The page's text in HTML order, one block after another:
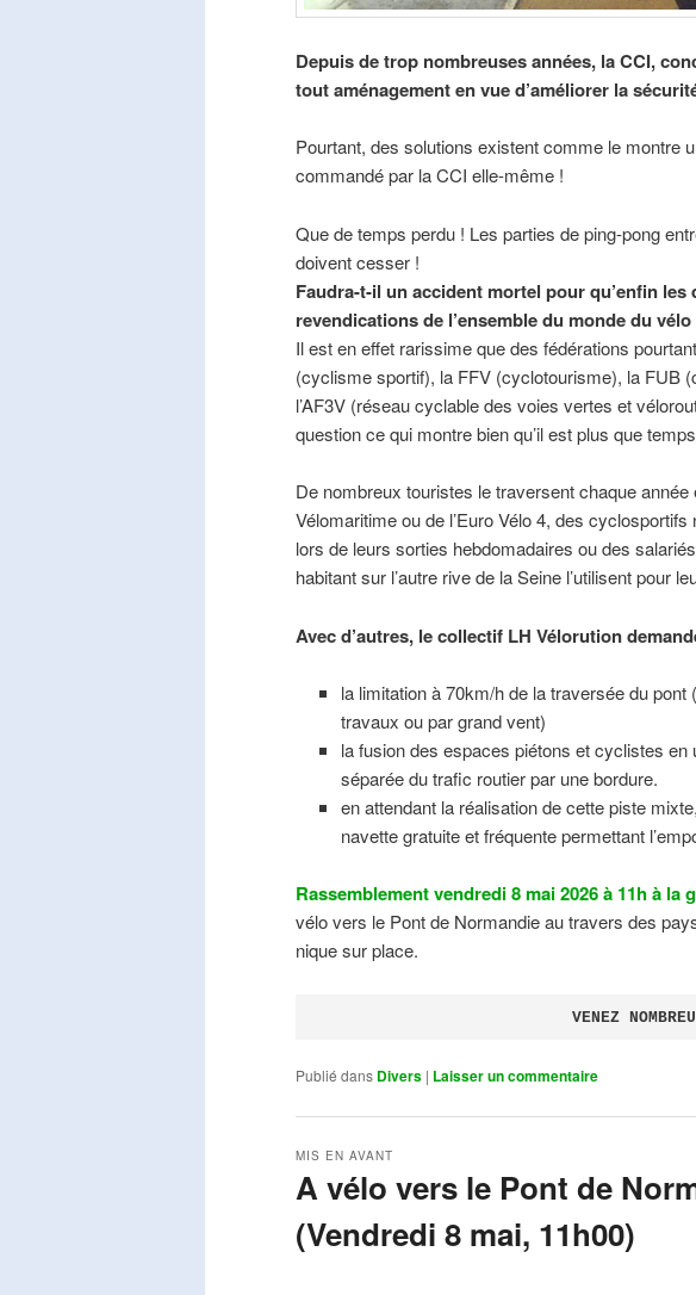
Depuis de trop nombreuses années, la CCI,
tout aménagement en vue d’améliorer la
Pourtant, des solutions existent comme le montre
commandé par la CCI elle-même !
Que de temps perdu ! Les parties de ping-pong
doivent cesser !
Faudra-t-il un accident mortel pour qu’enfin les
revendications de l’ensemble du monde du vélo
Il est en effet rarissime que des fédérations
(cyclisme sportif), la FFV (cyclotourisme), la FUB
l’AF3V (réseau cyclable des voies vertes et
question ce qui montre bien qu’il est plus que temps
De nombreux touristes le traversent chaque
Vélomaritime ou de l’Euro Vélo 4, des
lors de leurs sorties hebdomadaires ou des
habitant sur l’autre rive de la Seine l’utilisent pour
Avec d’autres, le collectif LH Vélorution
la limitation à 70km/h de la traversée du
travaux ou par grand vent)
la fusion des espaces piétons et cyclistes
séparée du trafic routier par une bordure.
en attendant la réalisation de cette piste
navette gratuite et fréquente permettant
Rassemblement vendredi 8 mai 2026 à 11h à la
vélo vers le Pont de Normandie au travers des
nique sur place.
VENEZ
Publié dans Divers | Laisser un commentaire
A vélo vers le Pont de
(Vendredi 8 mai, 11h00)
MIS EN AVANT